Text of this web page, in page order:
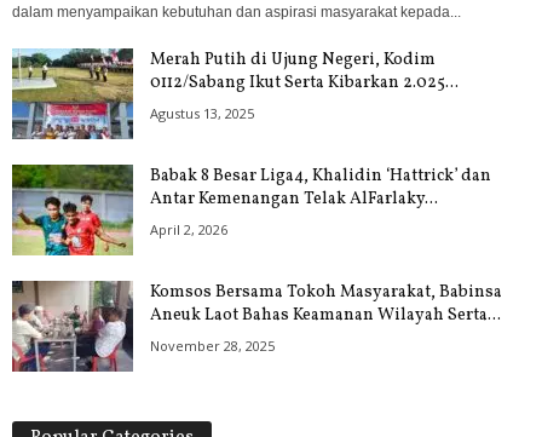
dalam menyampaikan kebutuhan dan aspirasi masyarakat kepada...
Merah Putih di Ujung Negeri, Kodim
0112/Sabang Ikut Serta Kibarkan 2.025...
Agustus 13, 2025
Babak 8 Besar Liga4, Khalidin ‘Hattrick’ dan
Antar Kemenangan Telak AlFarlaky...
April 2, 2026
Komsos Bersama Tokoh Masyarakat, Babinsa
Aneuk Laot Bahas Keamanan Wilayah Serta...
November 28, 2025